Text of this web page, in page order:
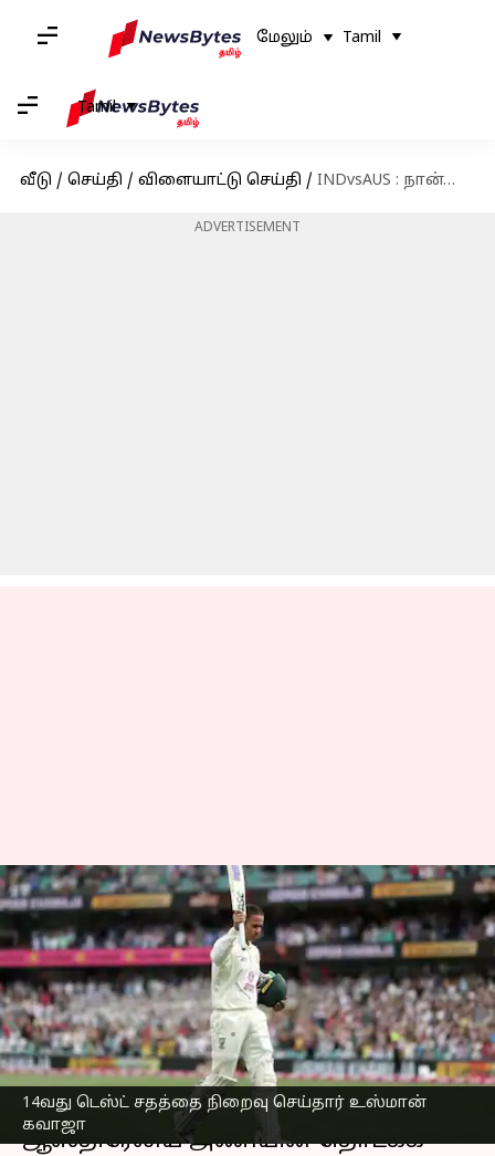
மேலும் Tamil
Tamil
வீடு / செய்தி / விளையாட்டு செய்தி / INDvsAUS : நான்காவது டெஸ்ட் : 14வது சதத்தை நிறைவு செய்தார் உஸ்மான் கவாஜா
ADVERTISEMENT
14வது டெஸ்ட் சதத்தை நிறைவு செய்தார் உஸ்மான்
கவாஜா
INDvsAUS : நான்காவது
டெஸ்ட் : 14வது சதத்தை
நிறைவு செய்தார்
உஸ்மான் கவாஜா
எழுதியவர் Sekar Chinnappan Mar 09, 2023 05:06 pm
செய்தி முன்னோட்டம்
ஆஸ்திரேலிய அணியின் தொடக்க